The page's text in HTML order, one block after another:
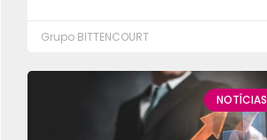
Grupo BITTENCOURT
NOTÍCIAS